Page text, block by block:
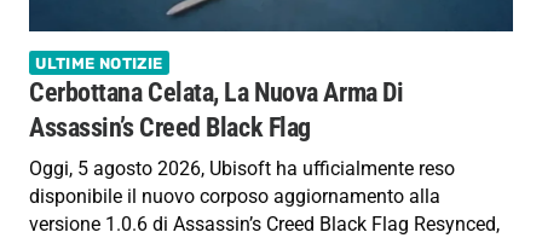
ULTIME NOTIZIE
Cerbottana Celata, La Nuova Arma Di
Assassin’s Creed Black Flag
Oggi, 5 agosto 2026, Ubisoft ha ufficialmente reso
disponibile il nuovo corposo aggiornamento alla
versione 1.0.6 di Assassin’s Creed Black Flag Resynced,